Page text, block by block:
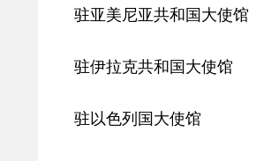
驻亚美尼亚共和国大使馆
驻伊拉克共和国大使馆
驻以色列国大使馆